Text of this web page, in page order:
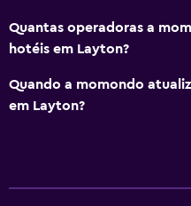
Quantas operadoras a
hotéis em Layton?
Quando a momondo
em Layton?